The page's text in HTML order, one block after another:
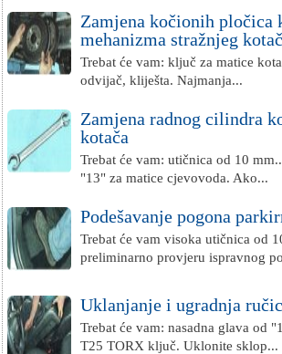
Zamjena kočionih pločica
mehanizma stražnjeg
Trebat će vam: ključ za matice
odvijač, kliješta. Najmanja...
Zamjena radnog cilindra
kotača
Trebat će vam: utičnica od 10
"13" za matice cjevovoda. Ako...
Podešavanje pogona
Trebat će vam visoka utičnica od
preliminarno provjeru ispravnog
Uklanjanje i ugradnja
Trebat će vam: nasadna glava od
T25 TORX ključ. Uklonite sklop...